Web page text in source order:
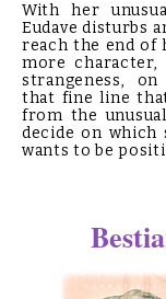
With her
Eudave disturbs
reach the end of
more
strangeness,
that fine line
from the
decide on which
wants to be